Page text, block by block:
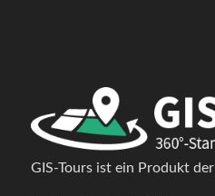
GIS-Tours ist ein Produkt der